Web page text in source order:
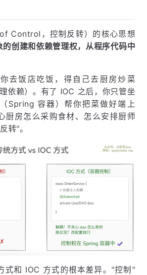
Control，控制反转）的核心思想
的创建和依赖管理权，从程序代码中
去饭店吃饭，得自己去厨房炒菜
依赖）。有了 IOC 之后，你只管坐
Spring 容器）帮你把菜做好端上
厨房怎么采购食材、怎么安排厨师
转"。
式和 IOC 方式的根本差异。"控制"